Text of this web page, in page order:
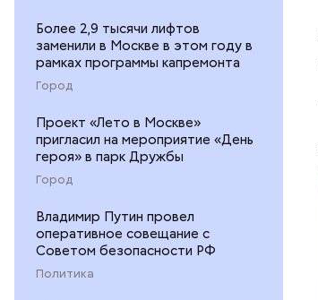
Более 2,9 тысячи лифтов
заменили в Москве в этом году в
рамках программы капремонта
Город
Проект «Лето в Москве»
пригласил на мероприятие «День
героя» в парк Дружбы
Город
Владимир Путин провел
оперативное совещание с
Советом безопасности РФ
Политика